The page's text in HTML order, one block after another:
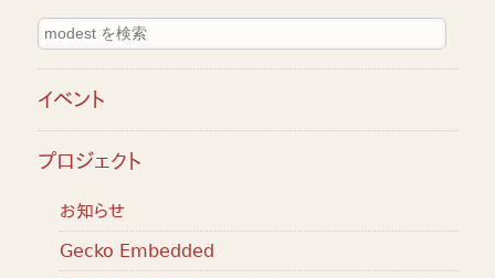
イベント
プロジェクト
お知らせ
Gecko Embedded